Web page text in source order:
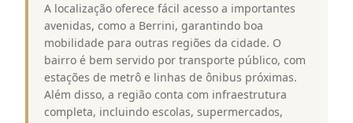
A localização oferece fácil acesso a importantes
avenidas, como a Berrini, garantindo boa
mobilidade para outras regiões da cidade. O
bairro é bem servido por transporte público, com
estações de metrô e linhas de ônibus próximas.
Além disso, a região conta com infraestrutura
completa, incluindo escolas, supermercados,